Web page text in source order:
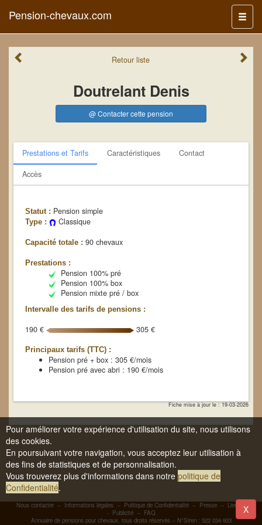
Menu
Pension-chevaux.com
Retourliste
Doutrelant Denis
@ Contacter cette pension
Prestations et Tarifs Caractéristiques
Contact
Accès
Statut : Pension simple
Type : Classique
Capacité totale : 90 chevaux
Prestations :
Pension 100% pré
Pension 100% box
Pension mixte pré / box
Intervalle des tarifs de pensions :
190 € 305 €
Principaux tarifs (TTC) :
Pension pré + box : 305 €/mois
Pension pré avec abri : 190 €/mois
Fiche mise à jour le : 19-03-2026
Nous contacter -- Informations légales -- Politique de Confidentialité -- Presse -- Liens
-
- Publicité-- FAQ
Annuaire de pensions pour chevaux, tous droits réservés -- N°Siren : 522 034 933
Pour améliorer votre expérience d'utilisation du site, nous utilisons
des cookies.
En poursuivant votre navigation, vous acceptez leur utilisation à
des fins de statistiques et de personnalisation.
Vous trouverez plus d'informations dans notre politique de
Confidentialité.
X